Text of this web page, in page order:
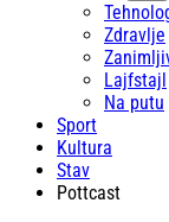
Zdravlje
Lajfstajl
Na putu
Sport
Kultura
Stav
Pottcast